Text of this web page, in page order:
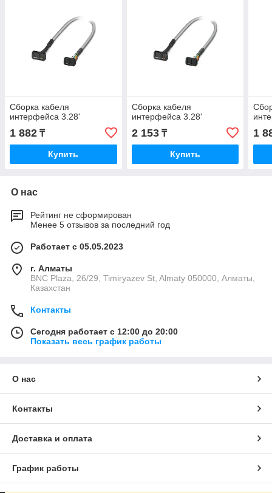
Сборка кабеля
интерфейса 3.28'
1 882 ₸
Купить
Сборка кабеля
интерфейса 3.28'
2 153₸
Купить
1
О нас
Рейтинг не сформирован
Менее 5 отзывов за последний год
Работает с 05.05.2023
г. Алматы
BNC Plaza, 26/29, Timiryazev St, Almaty 050000, Алматы,
Казахстан
Контакты
Сегодня работает с 12:00 до 20:00
Показать весь график работы
О нас
Контакты
Доставка и оплата
График работы